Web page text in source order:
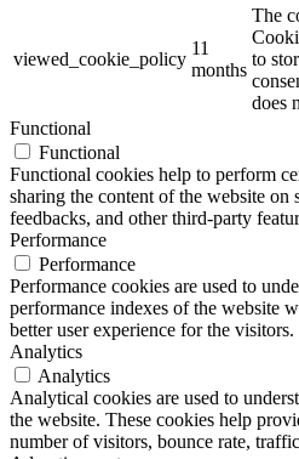
viewed_cookie_policy
11
months
The
to
does
Functional
Functional
Functional cookies help to perform
sharing the content of the website
feedbacks, and other third-party
Performance
Performance
Performance cookies are used to
performance indexes of the website
better user experience for the visitors.
Analytics
Analytics
Analytical cookies are used to
the website. These cookies help
number of visitors, bounce rate,